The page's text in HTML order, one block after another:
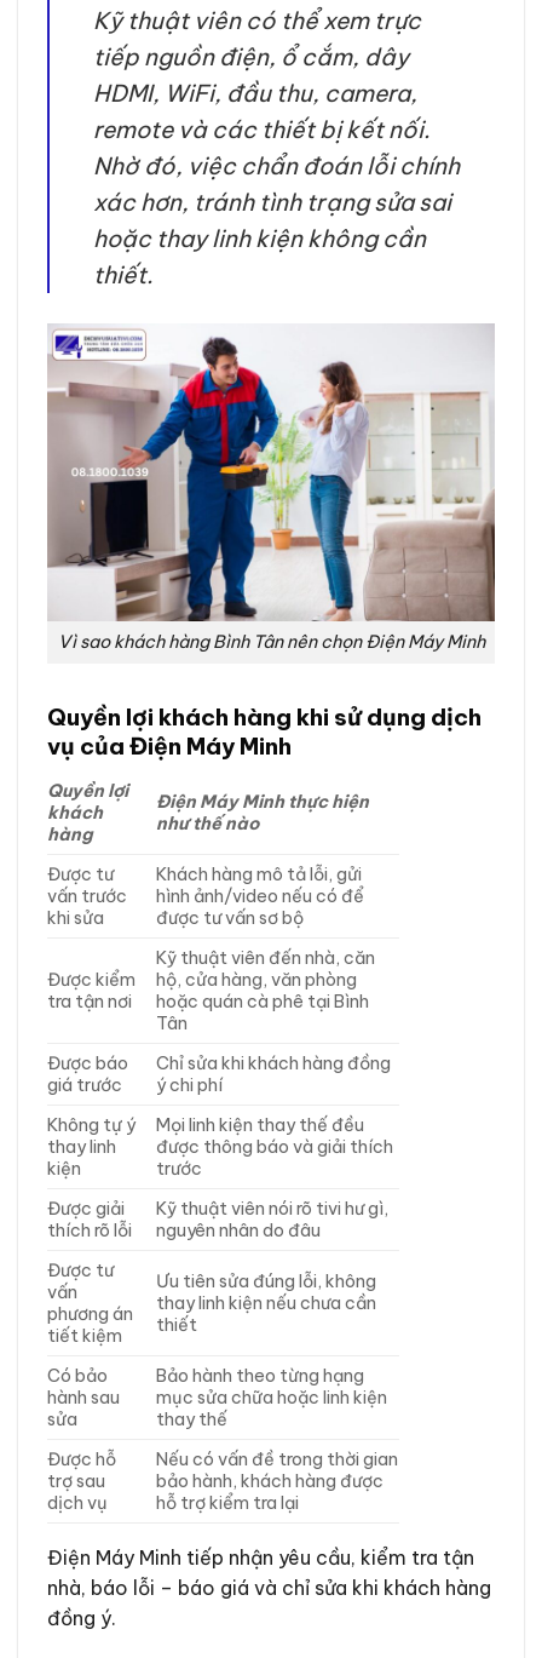
Kỹ thuật viên có thể xem trực
tiếp nguồn điện, ổ cắm, dây
HDMI, WiFi, đầu thu, camera,
remote và các thiết bị kết nối.
Nhờ đó, việc chẩn đoán lỗi chính
xác hơn, tránh tình trạng sửa sai
hoặc thay linh kiện không cần
thiết.
Vì sao khách hàng Bình Tân nên chọn Điện Máy Minh
Quyền lợi khách hàng khi sử dụng dịch
vụ của Điện Máy Minh
Quyền lợi
khách
hàng
Điện Máy Minh thực hiện
như thế nào
Được tư
vấn trước
khi sửa
Khách hàng mô tả lỗi, gửi
hình ảnh/video nếu có để
được tư vấn sơ bộ
Được kiểm
tra tận nơi
Kỹ thuật viên đến nhà, căn
hộ, cửa hàng, văn phòng
hoặc quán cà phê tại Bình
Tân
Được báo
giá trước
Chỉ sửa khi khách hàng đồng
ý chi phí
Không tự ý
thay linh
kiện
Mọi linh kiện thay thế đều
được thông báo và giải thích
trước
Được giải
thích rõ lỗi
Kỹ thuật viên nói rõ tivi hư gì,
nguyên nhân do đâu
Được tư
vấn
phương án
tiết kiệm
Ưu tiên sửa đúng lỗi, không
thay linh kiện nếu chưa cần
thiết
Có bảo
hành sau
sửa
Bảo hành theo từng hạng
mục sửa chữa hoặc linh kiện
thay thế
Được hỗ
trợ sau
dịch vụ
Nếu có vấn đề trong thời gian
bảo hành, khách hàng được
hỗ trợ kiểm tra lại
Điện Máy Minh tiếp nhận yêu cầu, kiểm tra tận
nhà, báo lỗi – báo giá và chỉ sửa khi khách hàng
đồng ý.